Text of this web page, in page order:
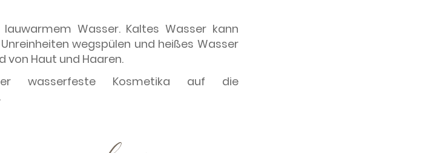
Wasser. Kaltes Wasser kann
wegspülen und heißes Wasser
von Haut und Haaren.
wasserfeste Kosmetika auf die